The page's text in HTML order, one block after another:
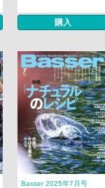
購入
Basser 2025年7月号